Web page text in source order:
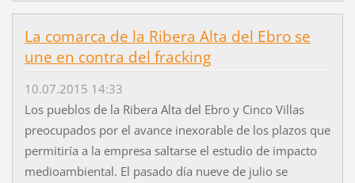
La comarca de la Ribera Alta del Ebro se
une en contra del fracking
10.07.2015 14:33
Los pueblos de la Ribera Alta del Ebro y Cinco Villas
preocupados por el avance inexorable de los plazos que
permitiría a la empresa saltarse el estudio de impacto
medioambiental. El pasado día nueve de julio se